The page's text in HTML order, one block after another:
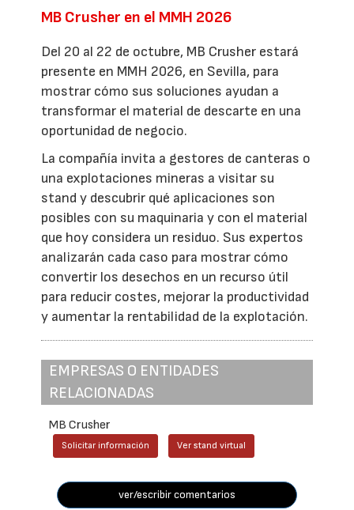
MB Crusher en el MMH 2026
Del 20 al 22 de octubre, MB Crusher estará
presente en MMH 2026, en Sevilla, para
mostrar cómo sus soluciones ayudan a
transformar el material de descarte en una
oportunidad de negocio.
La compañía invita a gestores de canteras o
una explotaciones mineras a visitar su
stand y descubrir qué aplicaciones son
posibles con su maquinaria y con el material
que hoy considera un residuo. Sus expertos
analizarán cada caso para mostrar cómo
convertir los desechos en un recurso útil
para reducir costes, mejorar la productividad
y aumentar la rentabilidad de la explotación.
EMPRESAS O ENTIDADES
RELACIONADAS
MB Crusher
Solicitar información Ver stand virtual
ver/escribir comentarios